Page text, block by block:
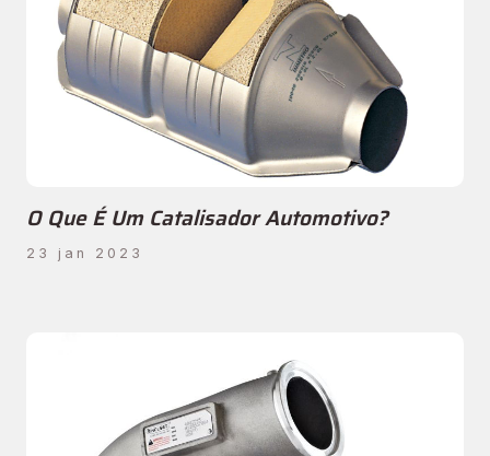
O Que É Um Catalisador Automotivo?
23 jan 2023